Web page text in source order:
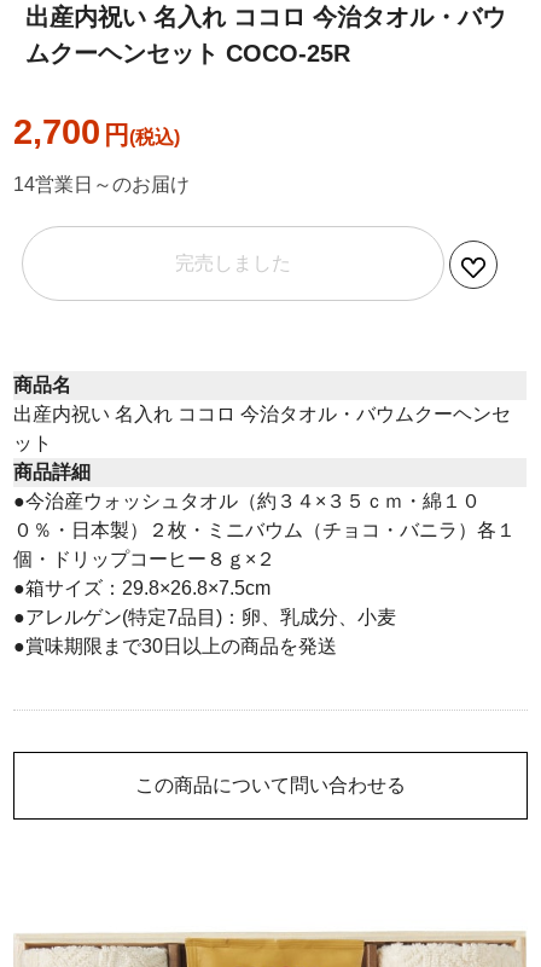
出産内祝い 名入れ ココロ 今治タオル・バウ
ムクーヘンセット COCO-25R
2,700 円
14営業日～のお届け
完売しました
この商品について問い合わせる
商品名
出産内祝い 名入れ ココロ 今治タオル・バウムクーヘンセ
ット
商品詳細
●今治産ウォッシュタオル（約３４×３５ｃｍ・綿１０
０％・日本製）２枚・ミニバウム（チョコ・バニラ）各１
個・ドリップコーヒー８ｇ×２
●箱サイズ：29.8×26.8×7.5cm
●アレルゲン(特定7品目)：卵、乳成分、小麦
●賞味期限まで30日以上の商品を発送